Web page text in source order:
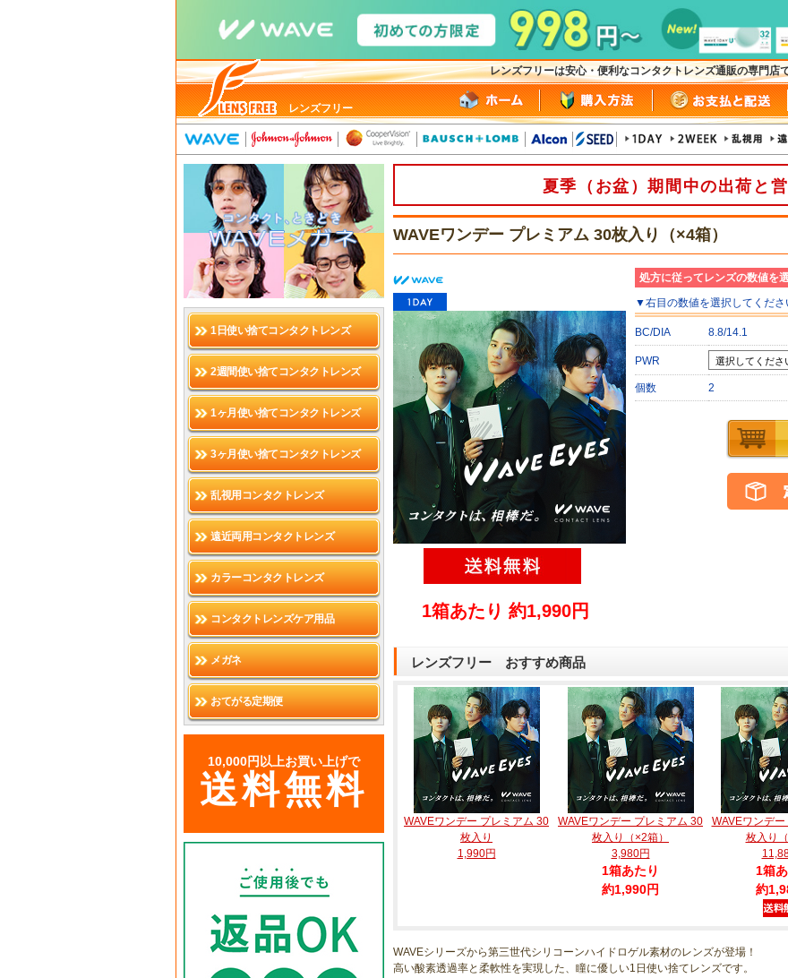
レンズフリーは安心・便利なコンタクトレンズ通販の専門店
レンズフリー
1日使い捨てコンタクトレンズ
2週間使い捨てコンタクトレンズ
1ヶ月使い捨てコンタクトレンズ
3ヶ月使い捨てコンタクトレンズ
乱視用コンタクトレンズ
遠近両用コンタクトレンズ
カラーコンタクトレンズ
コンタクトレンズケア用品
メガネ
おてがる定期便
10,000円以上お買い上げで
送料無料
夏季（お盆）期間中の出荷と
WAVEワンデー プレミアム 30枚入り（×4箱）
1箱あたり 約1,990円
処方に従ってレンズの数値を
▼右目の数値を選択してくださ
BC/DIA 8.8/14.1
PWR
個数 2
レンズフリー おすすめ商品
WAVEワンデー プレミアム 30
枚入り
1,990円
WAVEワンデー プレミアム 30
枚入り（×2箱）
3,980円
1箱あたり
約1,990円
WAVEワンデ
枚入り
1箱
約
WAVEシリーズから第三世代シリコーンハイドロゲル素材のレンズが登場！
高い酸素透過率と柔軟性を実現した、瞳に優しい1日使い捨てレンズです。